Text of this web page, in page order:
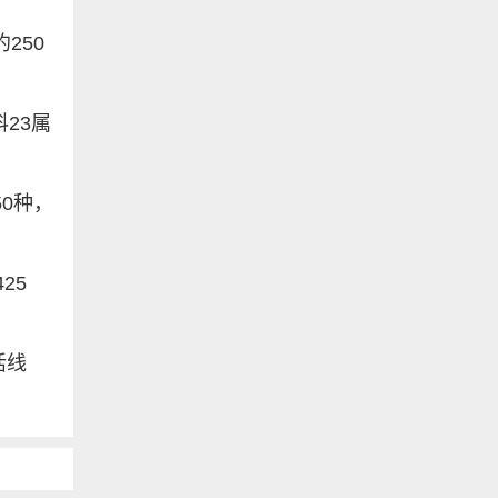
250
23属
，
线